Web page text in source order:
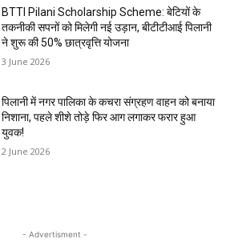
BTTI Pilani Scholarship Scheme: बेटियों के
तकनीकी सपनों को मिलेगी नई उड़ान, बीटीटीआई पिलानी
ने शुरू की 50% छात्रवृत्ति योजना
3 June 2026
पिलानी में नगर पालिका के कचरा संग्रहण वाहन को बनाया
निशाना, पहले शीशे तोड़े फिर आग लगाकर फरार हुआ
युवक!
2 June 2026
- Advertisment -